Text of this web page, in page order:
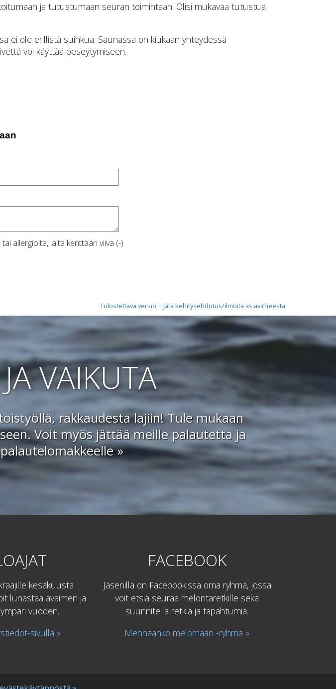
ja tutustumaan seuran toimintaan! Olisi mukavaa tutustua
ei ole erillistä suihkua. Saunassa on kiukaan yhteydessä
voi käyttää peseytymiseen.
allergioita, laita kenttään viiva (-)
Tulostettava versio - Jätä kehitysehdotus/ilmoita asiavirheestä
VAIKUTA
rakkaudesta lajiin! Tule mukaan
Voit myös jättää meille palautetta ja
»
kesäkuusta
lunastaa avaimen ja
vuoden.
sivulla »
FACEBOOK
Jäsenillä on Facebookissa oma ryhmä, jossa
voit etsiä seuraa melontaretkille sekä
suunnitella retkiä ja tapahtumia.
Mennäänkö melomaan -ryhmä »